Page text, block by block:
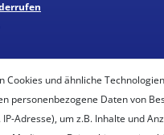
Cookies und ähnliche
personenbezogene Daten von
IP-Adresse), um z.B. Inhalte und